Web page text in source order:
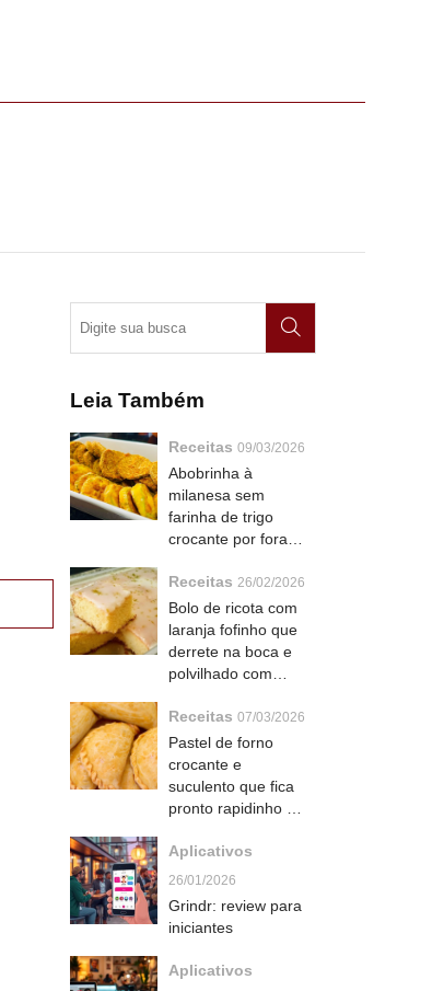
Leia Também
Receitas 09/03/2026
Abobrinha à
milanesa sem
farinha de trigo
crocante por fora e
que todo mundo
ama
Receitas 26/02/2026
Bolo de ricota com
laranja fofinho que
derrete na boca e
polvilhado com
confeiteiro
Receitas 07/03/2026
Pastel de forno
crocante e
suculento que fica
pronto rapidinho e
receita
Aplicativos
26/01/2026
Grindr: review para
iniciantes
Aplicativos